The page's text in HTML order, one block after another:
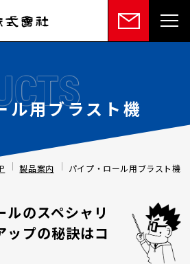
ル用ブラスト機
製品案内 パイプ・ロール用ブラスト機
のスペシャリ
ップの秘訣はコ